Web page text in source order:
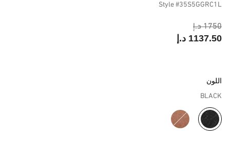
Style #35S5GGRC1L
1750 د.إ
1137.50 د.إ
اللون
BLACK
مختار